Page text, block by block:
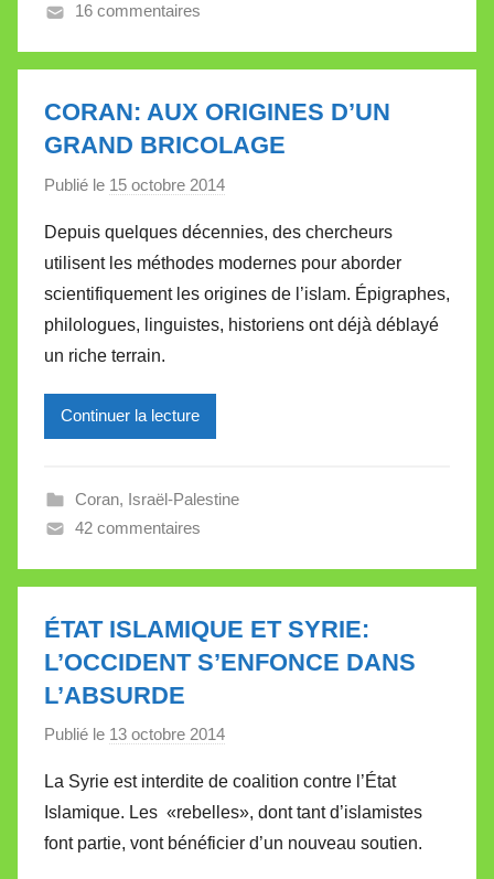
e
t
e
16 commentaires
CORAN: AUX ORIGINES D’UN
GRAND BRICOLAGE
Publié le 15 octobre 2014
r
M
i
r
V
l
t
t
Depuis quelques décennies, des chercheurs
utilisent les méthodes modernes pour aborder
scientifiquement les origines de l’islam. Épigraphes,
philologues, linguistes, historiens ont déjà déblayé
un riche terrain.
Continuer la lecture
Coran, Israël-Palestine
42 commentaires
ÉTAT ISLAMIQUE ET SYRIE:
L’OCCIDENT S’ENFONCE DANS
L’ABSURDE
Publié le 13 octobre 2014
r
M
i
La Syrie est interdite de coalition contre l’État
Islamique. Les «rebelles», dont tant d’islamistes
font partie, vont bénéficier d’un nouveau soutien.